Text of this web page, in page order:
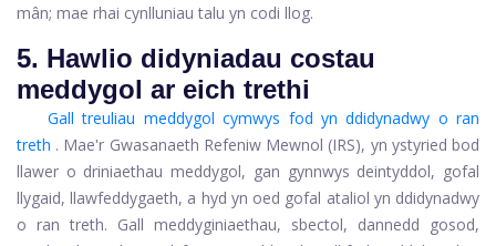
mân; mae rhai cynlluniau talu yn codi llog.
5. Hawlio didyniadau costau
meddygol ar eich trethi
Gall treuliau meddygol cymwys fod yn ddidynadwy o ran
treth . Mae'r Gwasanaeth Refeniw Mewnol (IRS), yn ystyried bod
llawer o driniaethau meddygol, gan gynnwys deintyddol, gofal
llygaid, llawfeddygaeth, a hyd yn oed gofal ataliol yn ddidynadwy
o ran treth. Gall meddyginiaethau, sbectol, dannedd gosod,